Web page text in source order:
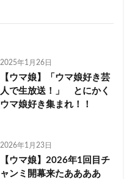
2025年1月26日
【ウマ娘】「ウマ娘好き芸
人で生放送！」 とにかく
ウマ娘好き集まれ！！
2026年1月23日
【ウマ娘】2026年1回目チ
ャンミ開幕来たああああ